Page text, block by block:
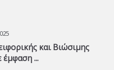
και Βιώσιμης
έμφαση ...